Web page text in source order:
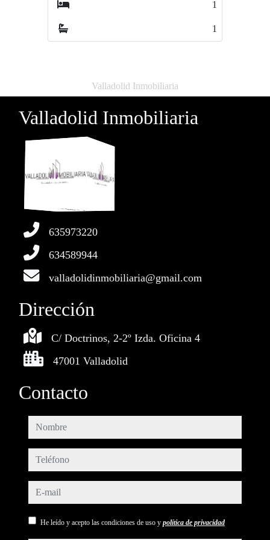
Valladolid Inmobiliaria
Valladolid Inmobiliaria
635973220
634589944
valladolidinmobiliaria@gmail.com
Dirección
C/ Doctrinos, 2-2º Izda. Oficina 4
47001 Valladolid
Contacto
nombre
teléfono
e-mail
He leído y acepto las condiciones de uso y política de privacidad